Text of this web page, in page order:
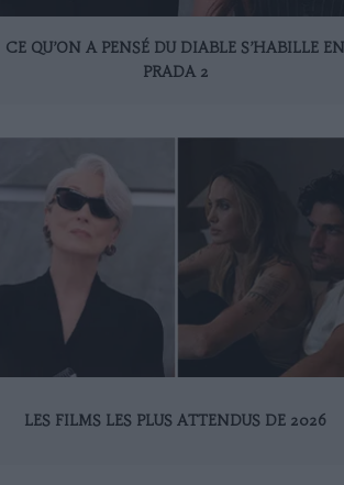
CE QU’ON A PENSÉ DU DIABLE S’HABILLE EN
PRADA 2
LES FILMS LES PLUS ATTENDUS DE 2026